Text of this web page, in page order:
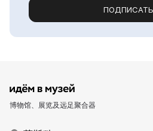
博物馆、展览及远足聚合器